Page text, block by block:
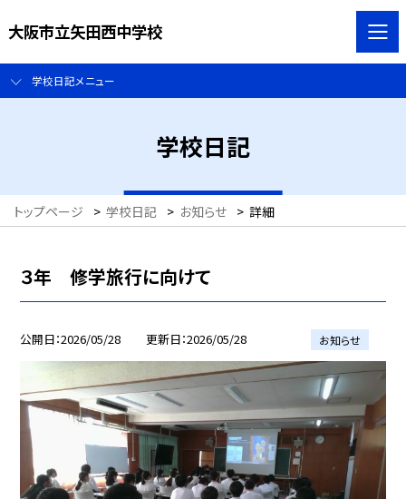
大阪市立矢田西中学校
学校日記メニュー
学校日記
トップページ > 学校日記 > お知らせ > 詳細
３年 修学旅行に向けて
公開日 2026/05/28 更新日 2026/05/28 お知らせ